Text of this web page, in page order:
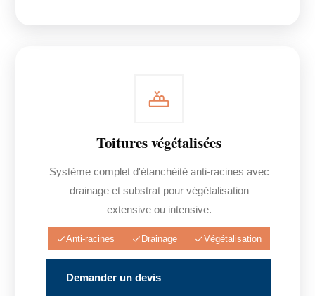
Toitures végétalisées
Système complet d'étanchéité anti-racines avec
drainage et substrat pour végétalisation
extensive ou intensive.
Anti-racines Drainage Végétalisation
Demander un devis